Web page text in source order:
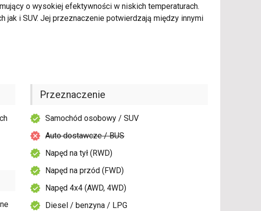
o wysokiej efektywności w niskich temperaturach.
jak i SUV. Jej przeznaczenie potwierdzają między innymi
Przeznaczenie
Samochód osobowy / SUV
Auto dostawcze / BUS
Napęd na tył (RWD)
Napęd na przód (FWD)
Napęd 4x4 (AWD, 4WD)
Diesel / benzyna / LPG